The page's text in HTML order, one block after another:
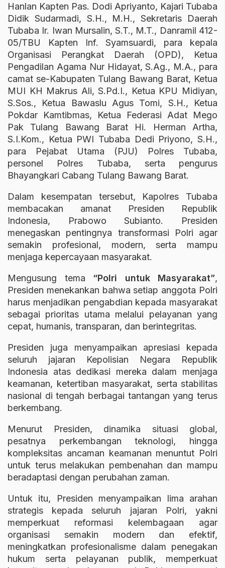
Hanlan Kapten Pas. Dodi Apriyanto, Kajari Tubaba
Didik Sudarmadi, S.H., M.H., Sekretaris Daerah
Tubaba Ir. Iwan Mursalin, S.T., M.T., Danramil 412-
05/TBU Kapten Inf. Syamsuardi, para kepala
Organisasi Perangkat Daerah (OPD), Ketua
Pengadilan Agama Nur Hidayat, S.Ag., M.A., para
camat se-Kabupaten Tulang Bawang Barat, Ketua
MUI KH Makrus Ali, S.Pd.I., Ketua KPU Midiyan,
S.Sos., Ketua Bawaslu Agus Tomi, S.H., Ketua
Pokdar Kamtibmas, Ketua Federasi Adat Mego
Pak Tulang Bawang Barat Hi. Herman Artha,
S.I.Kom., Ketua PWI Tubaba Dedi Priyono, S.H.,
para Pejabat Utama (PJU) Polres Tubaba,
personel Polres Tubaba, serta pengurus
Bhayangkari Cabang Tulang Bawang Barat.
Dalam kesempatan tersebut, Kapolres Tubaba
membacakan amanat Presiden Republik
Indonesia, Prabowo Subianto. Presiden
menegaskan pentingnya transformasi Polri agar
semakin profesional, modern, serta mampu
menjaga kepercayaan masyarakat.
Mengusung tema “Polri untuk Masyarakat”,
Presiden menekankan bahwa setiap anggota Polri
harus menjadikan pengabdian kepada masyarakat
sebagai prioritas utama melalui pelayanan yang
cepat, humanis, transparan, dan berintegritas.
Presiden juga menyampaikan apresiasi kepada
seluruh jajaran Kepolisian Negara Republik
Indonesia atas dedikasi mereka dalam menjaga
keamanan, ketertiban masyarakat, serta stabilitas
nasional di tengah berbagai tantangan yang terus
berkembang.
Menurut Presiden, dinamika situasi global,
pesatnya perkembangan teknologi, hingga
kompleksitas ancaman keamanan menuntut Polri
untuk terus melakukan pembenahan dan mampu
beradaptasi dengan perubahan zaman.
Untuk itu, Presiden menyampaikan lima arahan
strategis kepada seluruh jajaran Polri, yakni
memperkuat reformasi kelembagaan agar
organisasi semakin modern dan efektif,
meningkatkan profesionalisme dalam penegakan
hukum serta pelayanan publik, memperkuat